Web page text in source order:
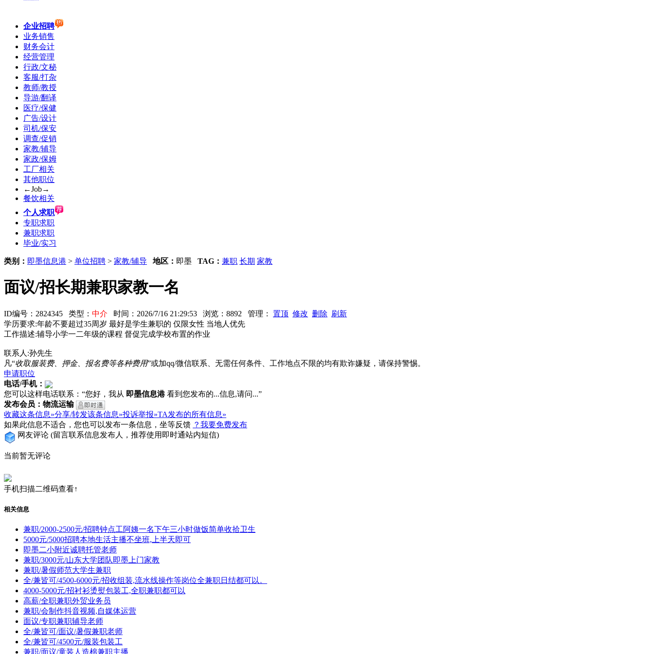
企业招聘
业务销售
财务会计
经营管理
行政/文秘
客服/打杂
教师/教授
导游/翻译
医疗/保健
广告/设计
司机/保安
调查/促销
家教/辅导
家政/保姆
工厂相关
其他职位
←Job→
餐饮相关
个人求职
专职求职
兼职求职
毕业/实习
类别： 即墨信息港 > 单位招聘 > 家教/辅导 地区： 即墨 TAG： 兼职 长期 家教
面议/招长期兼职家教一名
ID编号：2824345 类型： 中介 时间：2026/7/16 21:29:53 浏览：8892 管理： 置顶 修改 删除 刷新
学历要求:年龄不要超过35周岁 最好是学生兼职的 仅限女性 当地人优先
工作描述:辅导小学一二年级的课程 督促完成学校布置的作业
联系人:孙先生
凡“收取服装费、押金、报名费等各种费用”或加qq/微信联系、无需任何条件、工作地点不限的均有欺诈嫌疑，请保持警惕。
申请职位
电话/手机：
您可以这样电话联系：“您好，我从 即墨信息港看到您发布的...信息,请问...”
发布会员：物流运输
收藏这条信息»分享/转发该条信息»投诉举报»TA发布的所有信息»
如果此信息不适合，您也可以发布一条信息，坐等反馈 ？我要免费发布
网友评论 (留言联系信息发布人，推荐使用即时通站内短信)
当前暂无评论
手机扫描二维码查看↑
相关信息
兼职/2000-2500元/招聘钟点工阿姨一名下午三小时做饭简单收拾卫生
5000元/5000招聘本地生活主播不坐班,上半天即可
即墨二小附近诚聘托管老师
兼职/3000元/山东大学团队即墨上门家教
兼职/暑假师范大学生兼职
全/兼皆可/4500-6000元/招收组装,流水线操作等岗位全兼职日结都可以。
4000-5000元/招衬衫烫熨包装工,全职兼职都可以
高薪/全职兼职外贸业务员
兼职/会制作抖音视频,自媒体运营
面议/专职兼职辅导老师
全/兼皆可/面议/暑假兼职老师
全/兼皆可/4500元/服装包装工
兼职/面议/童装人造棉兼职主播